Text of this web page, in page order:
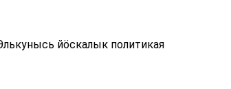
йӧскалык политикая